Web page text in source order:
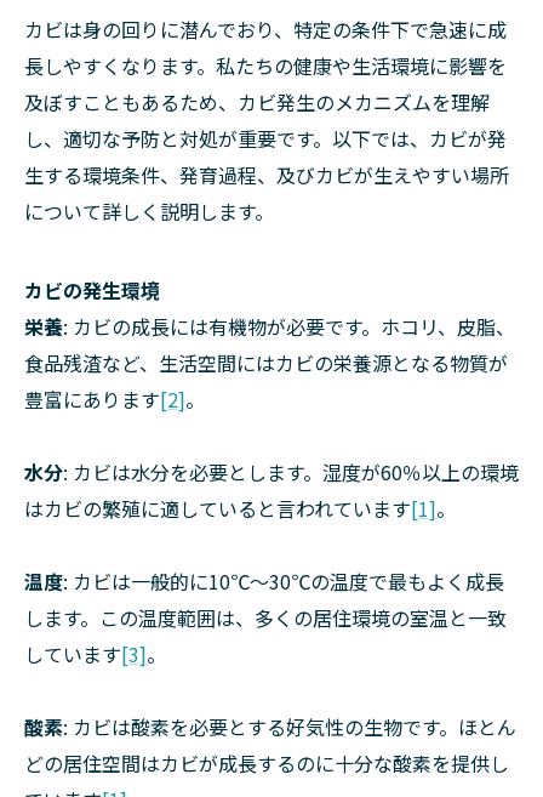
カビは身の回りに潜んでおり、特定の条件下で急速に成
長しやすくなります。私たちの健康や生活環境に影響を
及ぼすこともあるため、カビ発生のメカニズムを理解
し、適切な予防と対処が重要です。以下では、カビが発
生する環境条件、発育過程、及びカビが生えやすい場所
について詳しく説明します。
カビの発生環境
栄養: カビの成長には有機物が必要です。ホコリ、皮脂、
食品残渣など、生活空間にはカビの栄養源となる物質が
豊富にあります[2]。
水分: カビは水分を必要とします。湿度が60％以上の環境
はカビの繁殖に適していると言われています[1]。
温度: カビは一般的に10℃～30℃の温度で最もよく成長
します。この温度範囲は、多くの居住環境の室温と一致
しています[3]。
酸素: カビは酸素を必要とする好気性の生物です。ほとん
どの居住空間はカビが成長するのに十分な酸素を提供し